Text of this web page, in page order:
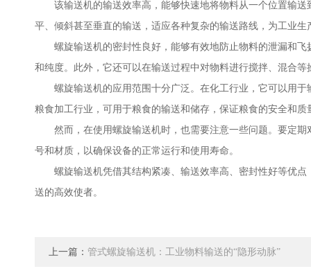
该输送机的输送效率高，能够快速地将物料从一个位置输送
平、倾斜甚至垂直的输送，适应各种复杂的输送路线，为工业生
螺旋输送机的密封性良好，能够有效地防止物料的泄漏和飞
和纯度。此外，它还可以在输送过程中对物料进行搅拌、混合
螺旋输送机的应用范围十分广泛。在化工行业，它可以用于
粮食加工行业，可用于粮食的输送和储存，保证粮食的安全和
然而，在使用螺旋输送机时，也需要注意一些问题。要定期
号和材质，以确保设备的正常运行和使用寿命。
螺旋输送机凭借其结构紧凑、输送效率高、密封性好等优点
送的高效使者。
上一篇： 管式螺旋输送机：工业物料输送的“隐形动脉”